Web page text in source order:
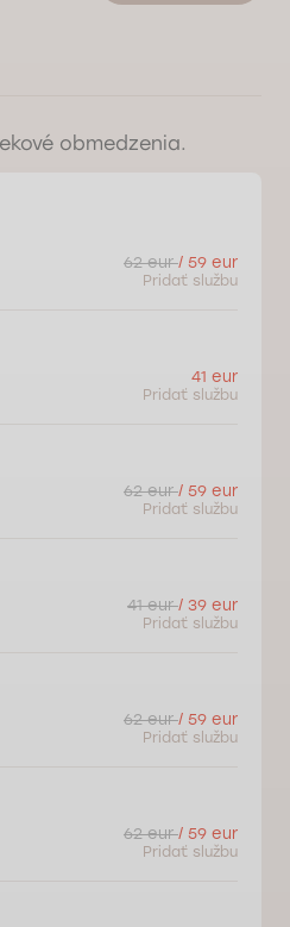
obmedzenia.
62 eur/ 59 eur
Pridať službu
41 eur
Pridať službu
62 eur/ 59 eur
Pridať službu
41 eur/ 39 eur
Pridať službu
62 eur/ 59 eur
Pridať službu
62 eur/ 59 eur
Pridať službu